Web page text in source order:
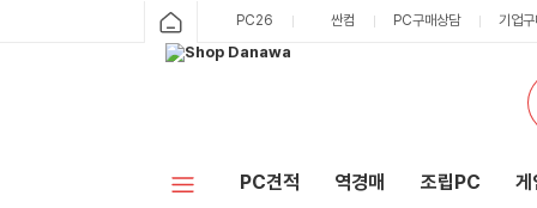
PC26 싼컴 PC구매상담 기업
PC견적 역경매 조립PC 게